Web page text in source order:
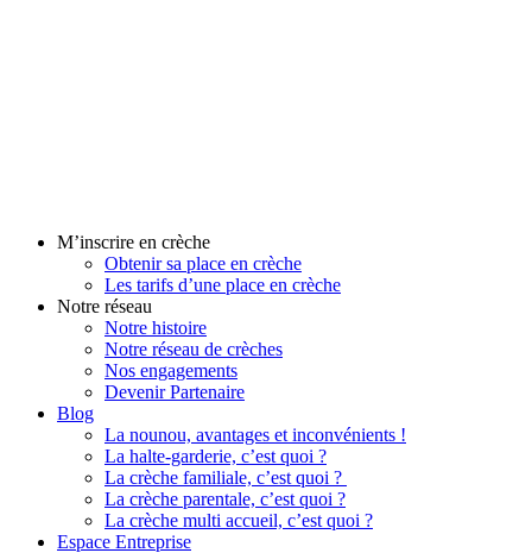
M’inscrire en crèche
Obtenir sa place en crèche
Les tarifs d’une place en crèche
Notre réseau
Notre histoire
Notre réseau de crèches
Nos engagements
Devenir Partenaire
Blog
La nounou, avantages et inconvénients !
La halte-garderie, c’est quoi ?
La crèche familiale, c’est quoi ?
La crèche parentale, c’est quoi ?
La crèche multi accueil, c’est quoi ?
Espace Entreprise